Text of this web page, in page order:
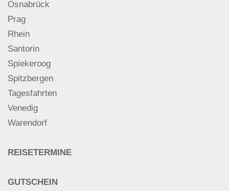
Osnabrück
Prag
Rhein
Santorin
Spiekeroog
Spitzbergen
Tagesfahrten
Venedig
Warendorf
REISETERMINE
GUTSCHEIN